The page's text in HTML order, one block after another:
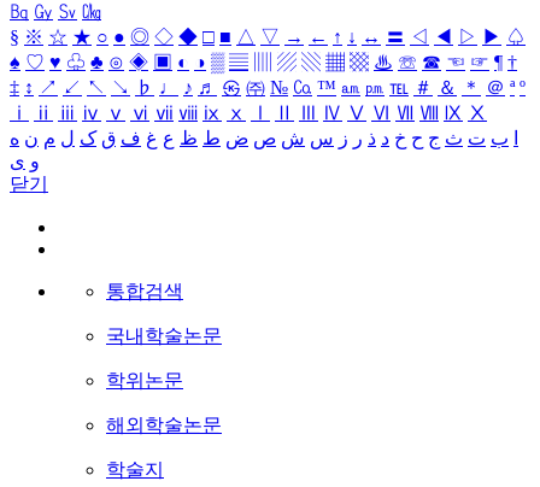
㏃ ㏉ ㏜ ㏆
§ ※ ☆ ★ ○ ● ◎ ◇ ◆ □ ■ △ ▽ → ← ↑ ↓ ↔ 〓 ◁ ◀ ▷ ▶ ♤
♠ ♡ ♥ ♧ ♣ ⊙ ◈ ▣ ◐ ◑ ▒ ▤ ▨ ▧ ▦ ▩ ♨ ☏ ☎ ☜ ☞ ¶ †
‡ ↕ ↗ ↙ ↖ ↘ ♭ ♩ ♪ ♬ ㉿ ㈜ № ㏇ ™ ㏂ ㏘ ℡ ＃ ＆ ＊ ＠ ª º
ⅰ
ⅱ ⅲ ⅳ ⅴ ⅵ ⅶ ⅷ ⅸ ⅹ Ⅳ Ⅴ Ⅵ Ⅶ Ⅷ Ⅸ Ⅹ
ب ت ث ج ح خ د ذ ر ز س ش ص ض ط ظ ع غ ف ق ک ل م ن ه
و ی
닫기
통합검색
국내학술논문
학위논문
해외학술논문
학술지